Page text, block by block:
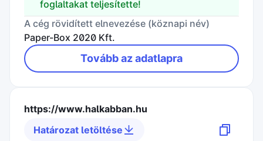
foglaltakat teljesítette!
A cég rövidített elnevezése (köznapi név)
Paper-Box 2020 Kft.
Tovább az adatlapra
https://www.halkabban.hu
Határozat letöltése